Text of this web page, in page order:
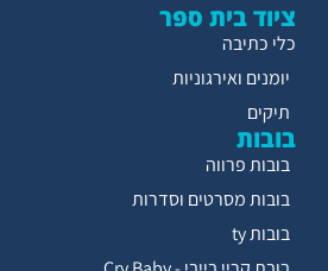
ציוד בית ספר
כלי כתיבה
יומנים ואירגוניות
תיקים
בובות
בובות פרווה
בובות מסרטים וסדרות
בובות ty